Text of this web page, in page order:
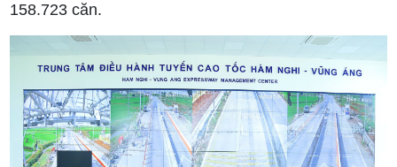
158.723 căn.